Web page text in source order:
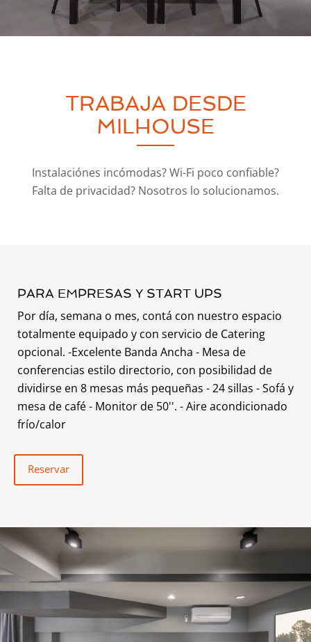
TRABAJA DESDE
MILHOUSE
Instalaciónes incómodas? Wi-Fi poco confiable?
Falta de privacidad? Nosotros lo solucionamos.
PARA EMPRESAS Y START UPS
Por día, semana o mes, contá con nuestro espacio
totalmente equipado y con servicio de Catering
opcional. -Excelente Banda Ancha - Mesa de
conferencias estilo directorio, con posibilidad de
dividirse en 8 mesas más pequeñas - 24 sillas - Sofá y
mesa de café - Monitor de 50''. - Aire acondicionado
frío/calor
Reservar